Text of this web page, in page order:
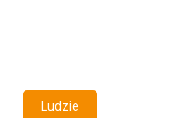
Ludzie